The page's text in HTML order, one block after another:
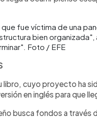
fue víctima de una
bien
Foto / EFE
libro, cuyo proyecto ha
en inglés para que
busca fondos a